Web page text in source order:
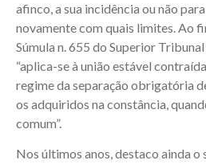
afinco, a sua incidência ou não
novamente com quais limites. Ao
Súmula n. 655 do Superior
“aplica-se à união estável
regime da separação obrigatória
os adquiridos na constância,
comum”.
Nos últimos anos, destaco ainda o